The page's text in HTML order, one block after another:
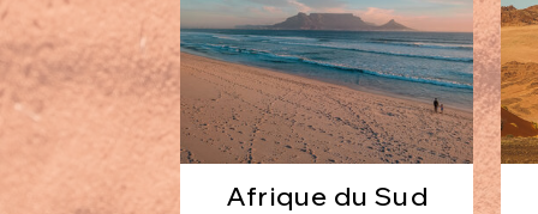
Afrique du Sud